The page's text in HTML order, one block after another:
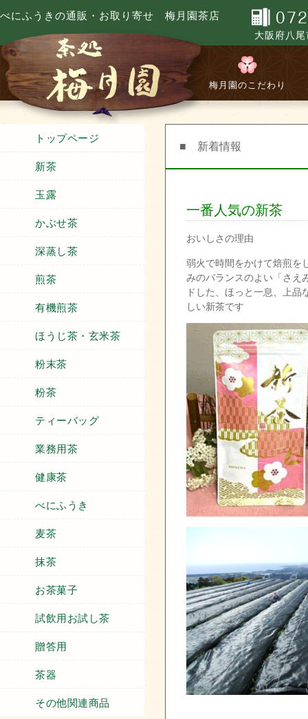
べにふうきの通販・お取り寄せ 梅月園茶店
大阪府八
梅月園のこだわり
トップページ
新茶
玉露
かぶせ茶
深蒸し茶
煎茶
有機煎茶
ほうじ茶・玄米茶
粉末茶
粉茶
ティーバッグ
業務用茶
健康茶
べにふうき
麦茶
抹茶
お茶菓子
試飲用お試し茶
贈答用
茶器
その他関連商品
■ 新着情報
一番人気の新茶
おいしさの理由
弱火で時間をかけて焙煎を
みのバランスのよい「さえ
ドした、ほっと一息、上
しい新茶です